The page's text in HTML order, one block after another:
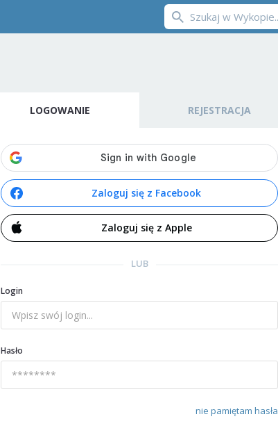
LOGOWANIE REJESTRACJA
Zaloguj się z Facebook
Zaloguj się z Apple
LUB
Login
Hasło
nie pamiętam hasła